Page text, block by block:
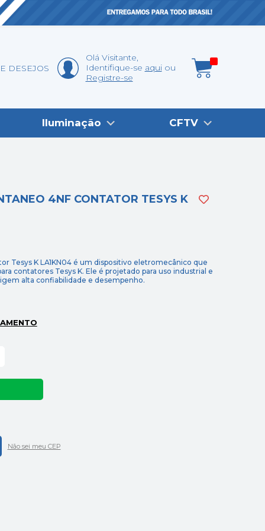
DESEJOS
Olá Visitante,
Identifique-se aqui
Registre-se
Iluminação CFTV
4NF CONTATOR TESYS K
Tesys K LA1KN04 é um dispositivo eletromecânico que
contatores Tesys K. Ele é projetado para uso industrial e
alta confiabilidade e desempenho.